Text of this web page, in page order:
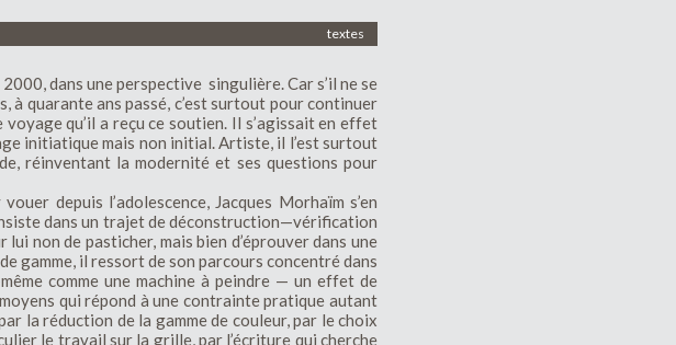
dans une perspective singulière. Car s’il ne se
à quarante ans passé, c’est surtout pour continuer
qu’il a reçu ce soutien. Il s’agissait en effet
initiatique mais non initial. Artiste, il l’est surtout
réinventant la modernité et ses questions pour
depuis l’adolescence, Jacques Morhaïm s’en
dans un trajet de déconstruction—vérification
non de pasticher, mais bien d’éprouver dans une
gamme, il ressort de son parcours concentré dans
comme une machine à peindre — un effet de
qui répond à une contrainte pratique autant
la réduction de la gamme de couleur, par le choix
le travail sur la grille, par l’écriture qui cherche
textes